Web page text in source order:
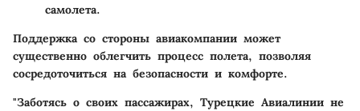
самолета.
Поддержка со стороны авиакомпании может
существенно облегчить процесс полета, позволяя
сосредоточиться на безопасности и комфорте.
"Заботясь о своих пассажирах, Турецкие Авиалинии не